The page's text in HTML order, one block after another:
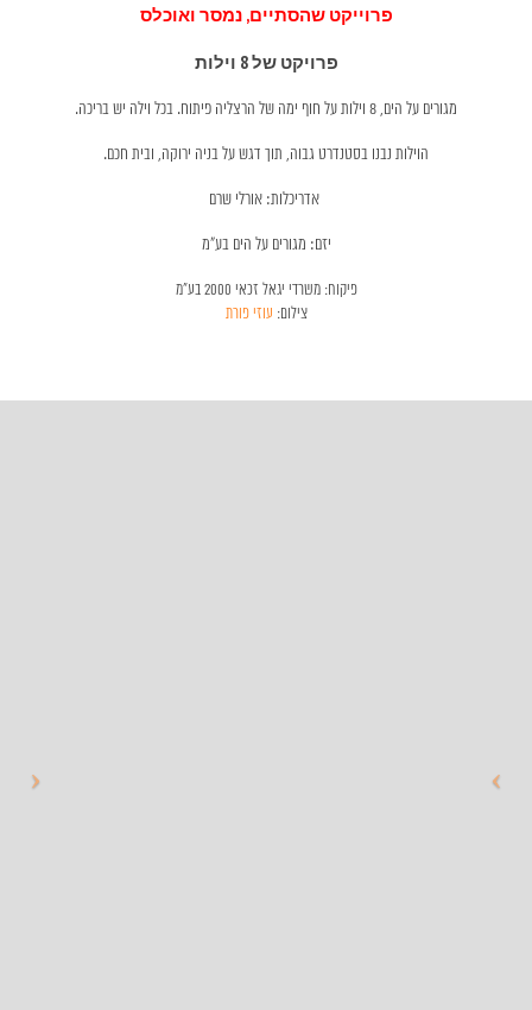
פרוייקט שהסתיים, נמסר ואוכלס
פרויקט של 8 וילות
מגורים על הים, 8 וילות על חוף ימה של הרצליה פיתוח. בכל וילה יש בריכה.
הוילות נבנו בסטנדרט גבוה, תוך דגש על בניה ירוקה, ובית חכם.
אדריכלות: אורלי שרם
יזם: מגורים על הים בע"מ
פיקוח: משרדי יגאל זכאי 2000 בע"מ
צילום: עוזי פורת